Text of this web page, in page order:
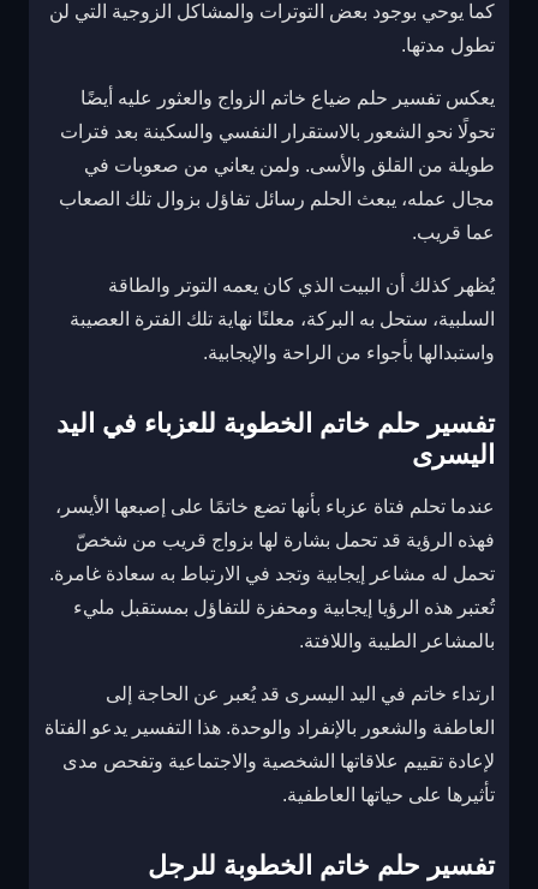
كما يوحي بوجود بعض التوترات والمشاكل الزوجية التي لن
تطول مدتها.
يعكس تفسير حلم ضياع خاتم الزواج والعثور عليه أيضًا
تحولًا نحو الشعور بالاستقرار النفسي والسكينة بعد فترات
طويلة من القلق والأسى. ولمن يعاني من صعوبات في
مجال عمله، يبعث الحلم رسائل تفاؤل بزوال تلك الصعاب
عما قريب.
يُظهر كذلك أن البيت الذي كان يعمه التوتر والطاقة
السلبية، ستحل به البركة، معلنًا نهاية تلك الفترة العصيبة
واستبدالها بأجواء من الراحة والإيجابية.
تفسير حلم خاتم الخطوبة للعزباء في اليد
اليسرى
عندما تحلم فتاة عزباء بأنها تضع خاتمًا على إصبعها الأيسر،
فهذه الرؤية قد تحمل بشارة لها بزواج قريب من شخصّ
تحمل له مشاعر إيجابية وتجد في الارتباط به سعادة غامرة.
تُعتبر هذه الرؤيا إيجابية ومحفزة للتفاؤل بمستقبل مليء
بالمشاعر الطيبة واللافتة.
ارتداء خاتم في اليد اليسرى قد يُعبر عن الحاجة إلى
العاطفة والشعور بالإنفراد والوحدة. هذا التفسير يدعو الفتاة
لإعادة تقييم علاقاتها الشخصية والاجتماعية وتفحص مدى
تأثيرها على حياتها العاطفية.
تفسير حلم خاتم الخطوبة للرجل